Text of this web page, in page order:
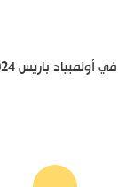
2024 والقنوات الناقلة